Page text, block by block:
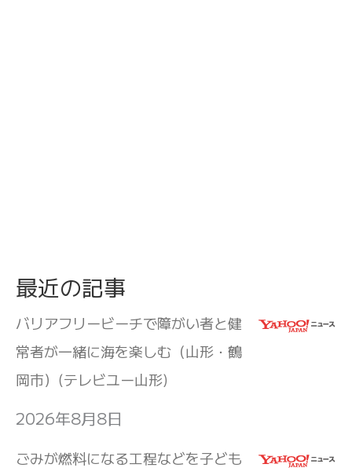
最近の記事
バリアフリービーチで障がい者と健
常者が一緒に海を楽しむ（山形・鶴
岡市）(テレビユー山形)
2026年8月8日
ごみが燃料になる工程などを子ども